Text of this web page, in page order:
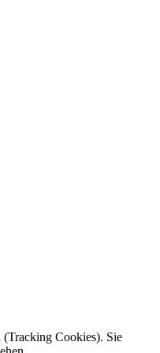
(Tracking Cookies). Sie